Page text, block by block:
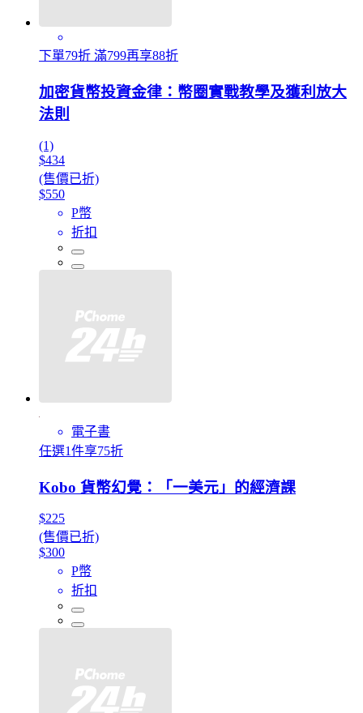
下單79折 滿799再享88折
加密貨幣投資金律：幣圈實戰教學及獲利放大
法則
(1)
$434
(售價已折)
$550
P幣
折扣
電子書
任選1件享75折
Kobo 貨幣幻覺：「一美元」的經濟課
$225
(售價已折)
$300
P幣
折扣